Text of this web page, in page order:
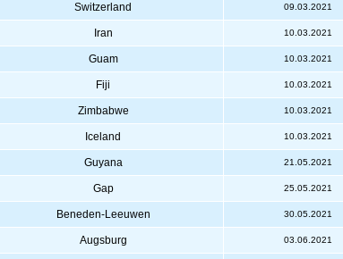
Switzerland 09.03.2021
Iran 10.03.2021
Guam 10.03.2021
Fiji 10.03.2021
Zimbabwe 10.03.2021
Iceland 10.03.2021
Guyana 21.05.2021
Gap 25.05.2021
Beneden-Leeuwen 30.05.2021
Augsburg 03.06.2021